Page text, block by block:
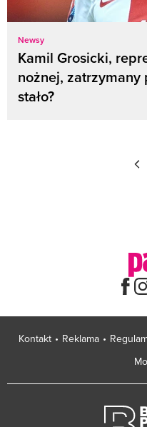
Newsy
Kamil Grosicki,
nożnej,
stało?
Kontakt Reklama